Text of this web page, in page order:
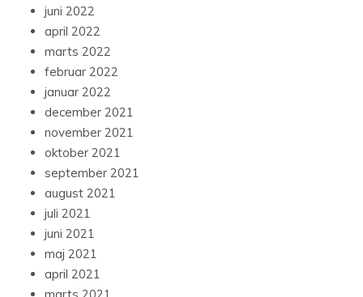
juni 2022
april 2022
marts 2022
februar 2022
januar 2022
december 2021
november 2021
oktober 2021
september 2021
august 2021
juli 2021
juni 2021
maj 2021
april 2021